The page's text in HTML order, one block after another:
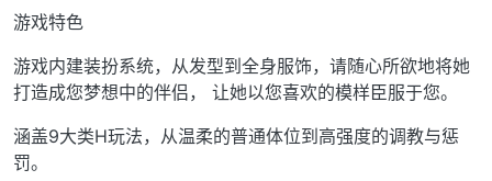
游戏特色
游戏内建装扮系统，从发型到全⾝服饰，请随⼼所欲地将她
打造成您梦想中的伴侣， 让她以您喜欢的模样⾂服于您。
涵盖9⼤类H玩法，从温柔的普通体位到⾼强度的调教与惩
罚。